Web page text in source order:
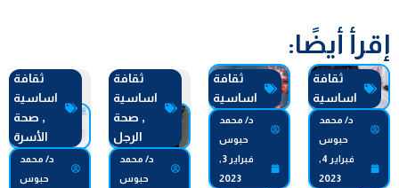
إقرأ أيضًا:
ثقافة
اساسية
د/ محمد
حبوس
فبراير 4,
2023
ثقافة
اساسية
د/ محمد
حبوس
فبراير 3,
2023
ثقافة
اساسية
, صحة
الرجل
د/ محمد
حبوس
ثقافة
اساسية
, صحة
الأسرة
د/ محمد
حبوس